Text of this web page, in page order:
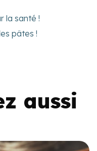
la santé !
pâtes !
aussi